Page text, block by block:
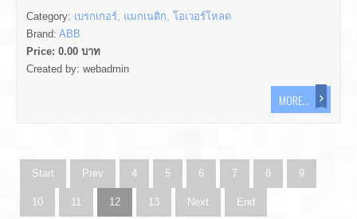
Category: เบรกเกอร์, แมกเนติก, โอเวอร์โหลด
Brand: ABB
Price: 0.00 บาท
Created by: webadmin
MORE...
Start Prev 4 5 6 7 8 9
10 11 12 13 Next End